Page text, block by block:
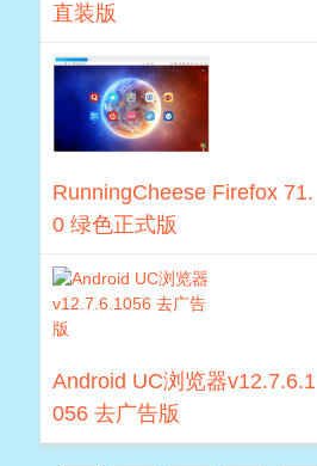
直装版
RunningCheese Firefox 71.
0 绿色正式版
Android UC浏览器v12.7.6.1
056 去广告版